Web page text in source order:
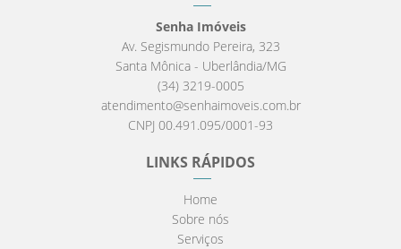
Senha Imóveis
Av. Segismundo Pereira, 323
Santa Mônica - Uberlândia/MG
(34) 3219-0005
atendimento@senhaimoveis.com.br
CNPJ 00.491.095/0001-93
LINKS RÁPIDOS
Home
Sobre nós
Serviços